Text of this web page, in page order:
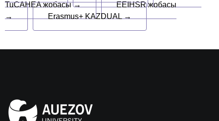
TuCAHEA жобасы →
EEIHSR жобасы
→
Erasmus+ KAZDUAL →